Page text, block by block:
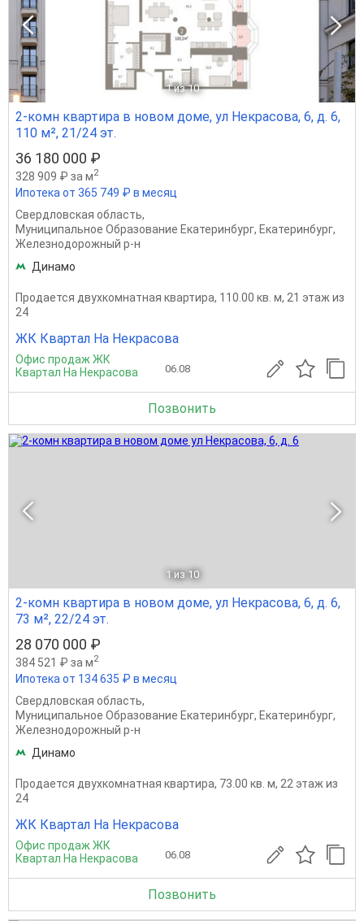
1 из 10
2-комн квартира в новом доме, ул Некрасова, 6, д. 6,
110 м², 21/24 эт.
36 180 000 ₽
328 909 ₽ за м2
Ипотека от 365 749 ₽ в месяц
Свердловская область,
Муниципальное Образование Екатеринбург, Екатеринбург,
Железнодорожный р-н
Динамо
Продается двухкомнатная квартира, 110.00 кв. м, 21 этаж из
24
ЖК Квартал На Некрасова
Офис продаж ЖК
Квартал На Некрасова
06.08
Позвонить
1 из 10
2-комн квартира в новом доме, ул Некрасова, 6, д. 6,
73 м², 22/24 эт.
28 070 000 ₽
384 521 ₽ за м2
Ипотека от 134 635 ₽ в месяц
Свердловская область,
Муниципальное Образование Екатеринбург, Екатеринбург,
Железнодорожный р-н
Динамо
Продается двухкомнатная квартира, 73.00 кв. м, 22 этаж из
24
ЖК Квартал На Некрасова
Офис продаж ЖК
Квартал На Некрасова
06.08
Позвонить